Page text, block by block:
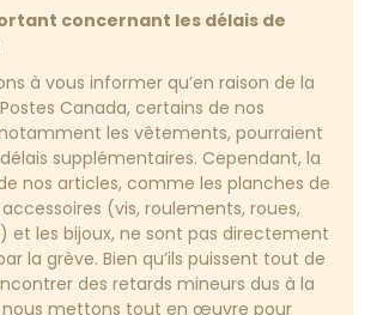
concernant les délais de
à vous informer qu’en raison de la
Canada, certains de nos
les vêtements, pourraient
supplémentaires. Cependant, la
nos articles, comme les planches de
(vis, roulements, roues,
et les bijoux, ne sont pas directement
la grève. Bien qu’ils puissent tout de
des retards mineurs dus à la
nous mettons tout en œuvre pour